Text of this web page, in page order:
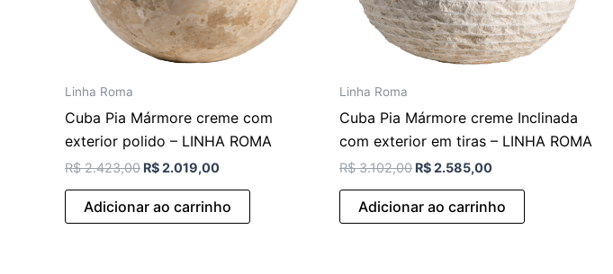
Linha Roma
Cuba Pia Mármore creme com
exterior polido – LINHA ROMA
R$2.423,00 R$2.019,00
Adicionar ao carrinho
Linha Roma
Cuba Pia Mármore creme Inclinada
com exterior em tiras – LINHA ROMA
R$3.102,00 R$2.585,00
Adicionar ao carrinho